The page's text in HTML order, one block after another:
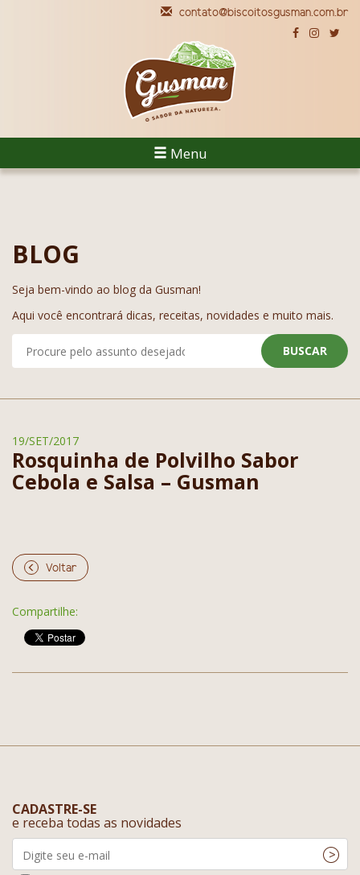
contato@biscoitosgusman.com.br
Menu
BLOG
Seja bem-vindo ao blog da Gusman!
Aqui você encontrará dicas, receitas, novidades e muito mais.
BUSCAR
19/SET/2017
Rosquinha de Polvilho Sabor
Cebola e Salsa – Gusman
Voltar
Compartilhe:
CADASTRE-SE
e receba todas as novidades